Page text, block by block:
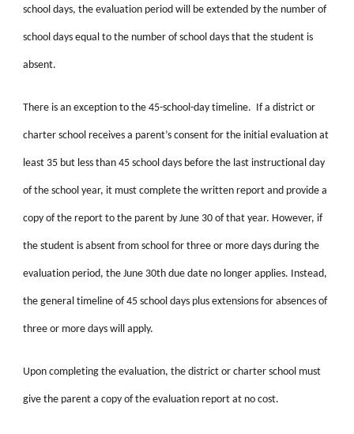
school days, the evaluation period will be extended by the number of
school days equal to the number of school days that the student is
absent.
There is an exception to the 45-school-day timeline. If a district or
charter school receives a parent’s consent for the initial evaluation at
least 35 but less than 45 school days before the last instructional day
of the school year, it must complete the written report and provide a
copy of the report to the parent by June 30 of that year. However, if
the student is absent from school for three or more days during the
evaluation period, the June 30th due date no longer applies. Instead,
the general timeline of 45 school days plus extensions for absences of
three or more days will apply.
Upon completing the evaluation, the district or charter school must
give the parent a copy of the evaluation report at no cost.